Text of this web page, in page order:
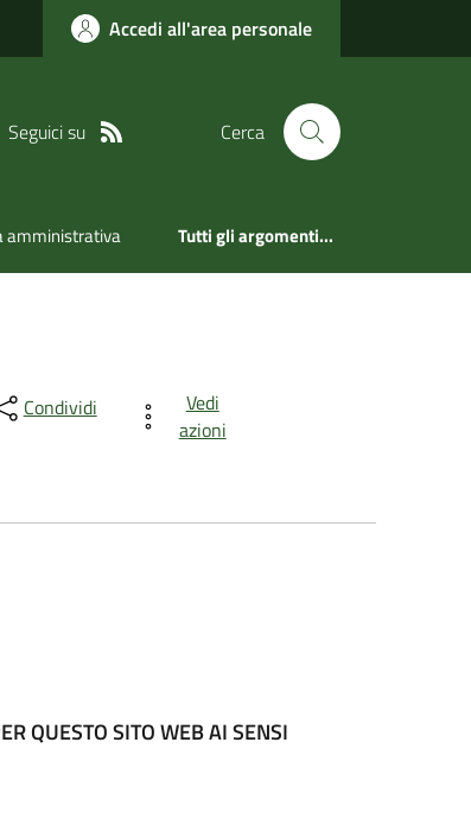
Accedi all'area personale
Seguici su Cerca
amministrativa Tutti gli argomenti...
Condividi
Vedi
azioni
QUESTO SITO WEBAI SENSI